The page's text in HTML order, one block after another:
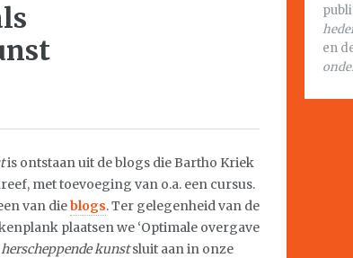
is ontstaan uit de blogs die Bartho Kriek
met toevoeging van o.a. een cursus.
van dieblogs. Ter gelegenheid van de
plaatsen we ‘Optimale overgave
kunstsluit aan in onze
en